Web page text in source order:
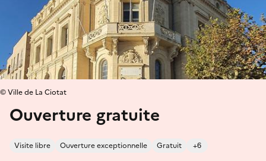
Ouverture gratuite
Visite libre Ouverture exceptionnelle Gratuit +6
© Ville de La Ciotat